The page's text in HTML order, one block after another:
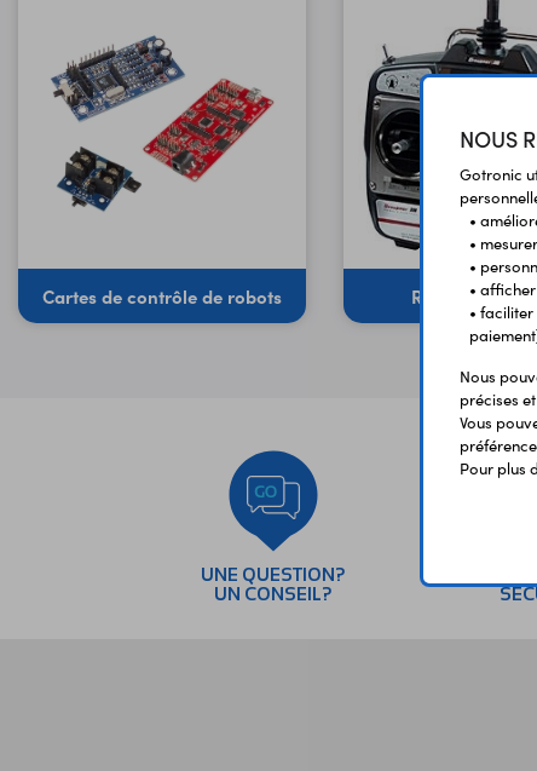
Cartes de contrôle de robots
UNE QUESTION?
UN CONSEIL?
NOUS
Gotronic
•
•
•
•
•
Nous
précises
Vous
Pour plus